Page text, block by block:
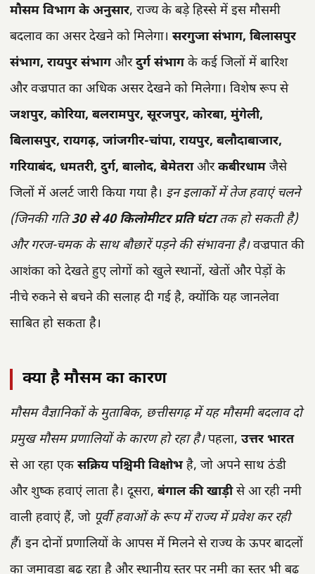
मौसम विभाग के अनुसार, राज्य के बड़े हिस्से में इस मौसमी
बदलाव का असर देखने को मिलेगा। सरगुजा संभाग, बिलासपुर
संभाग, रायपुर संभागऔरदुर्ग संभागके कई जिलों में बारिश
और वज्रपात का अधिक असर देखने को मिलेगा। विशेष रूप से
जशपुर, कोरिया, बलरामपुर, सूरजपुर, कोरबा, मुंगेली,
बिलासपुर, रायगढ़, जांजगीर-चांपा, रायपुर, बलौदाबाजार,
गरियाबंद, धमतरी, दुर्ग, बालोद, बेमेतराऔरकबीरधाम जैसे
जिलों में अलर्ट जारी किया गया है। इन इलाकों में तेज हवाएं चलने
(जिनकी गति30 से 40 किलोमीटर प्रति घंटातक हो सकती है)
और गरज-चमक के साथ बौछारें पड़ने की संभावना है।वज्रपात की
आशंका को देखते हुए लोगों को खुले स्थानों, खेतों और पेड़ों के
नीचे रुकने से बचने की सलाह दी गई है, क्योंकि यह जानलेवा
साबित हो सकता है।
क्या है मौसम का कारण
मौसम वैज्ञानिकों के मुताबिक, छत्तीसगढ़ में यह मौसमी बदलाव दो
प्रमुख मौसम प्रणालियों के कारण हो रहा है।पहला, उत्तर भारत
से आ रहा एक सक्रिय पश्चिमी विक्षोभहै, जो अपने साथ ठंडी
और शुष्क हवाएं लाता है। दूसरा, बंगाल की खाड़ीसे आ रही नमी
वाली हवाएं हैं, जो पूर्वी हवाओं के रूप में राज्य में प्रवेश कर रही
हैं। इन दोनों प्रणालियों के आपस में मिलने से राज्य के ऊपर बादलों
का जमावड़ा बढ़ रहा है और स्थानीय स्तर पर नमी का स्तर भी बढ़